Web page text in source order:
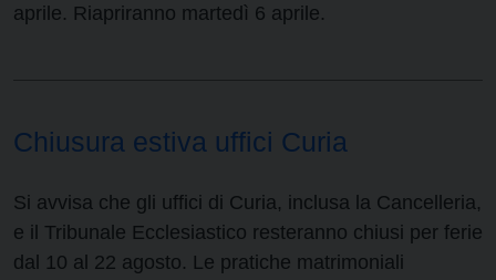
aprile. Riapriranno martedì 6 aprile.
Chiusura estiva uffici Curia
Si avvisa che gli uffici di Curia, inclusa la Cancelleria,
e il Tribunale Ecclesiastico resteranno chiusi per ferie
dal 10 al 22 agosto. Le pratiche matrimoniali